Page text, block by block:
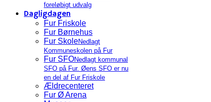
foreløbigt udvalg
Dagligdagen
Fur Friskole
Fur Børnehus
Fur SkoleNedlagt
Kommuneskolen på Fur
Fur SFONedlagt kommunal
SFO på Fur. Øens SFO er nu
en del af Fur Friskole
Ældrecenteret
Fur Ø Arena